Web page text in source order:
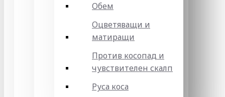
Обем
Оцветяващи и
матиращи
Против косопад и
чувствителен скалп
Руса коса